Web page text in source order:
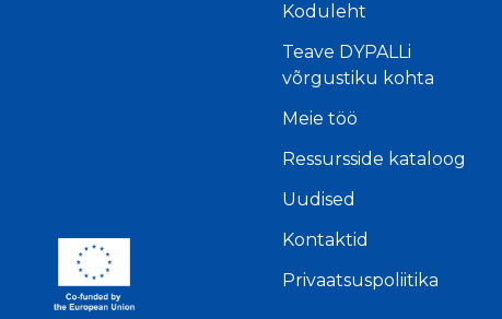
Koduleht
Teave DYPALLi
võrgustiku kohta
Meie töö
Ressursside kataloog
Uudised
Kontaktid
Privaatsuspoliitika